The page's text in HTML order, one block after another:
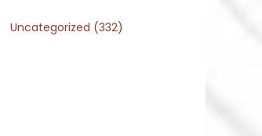
Uncategorized (332)